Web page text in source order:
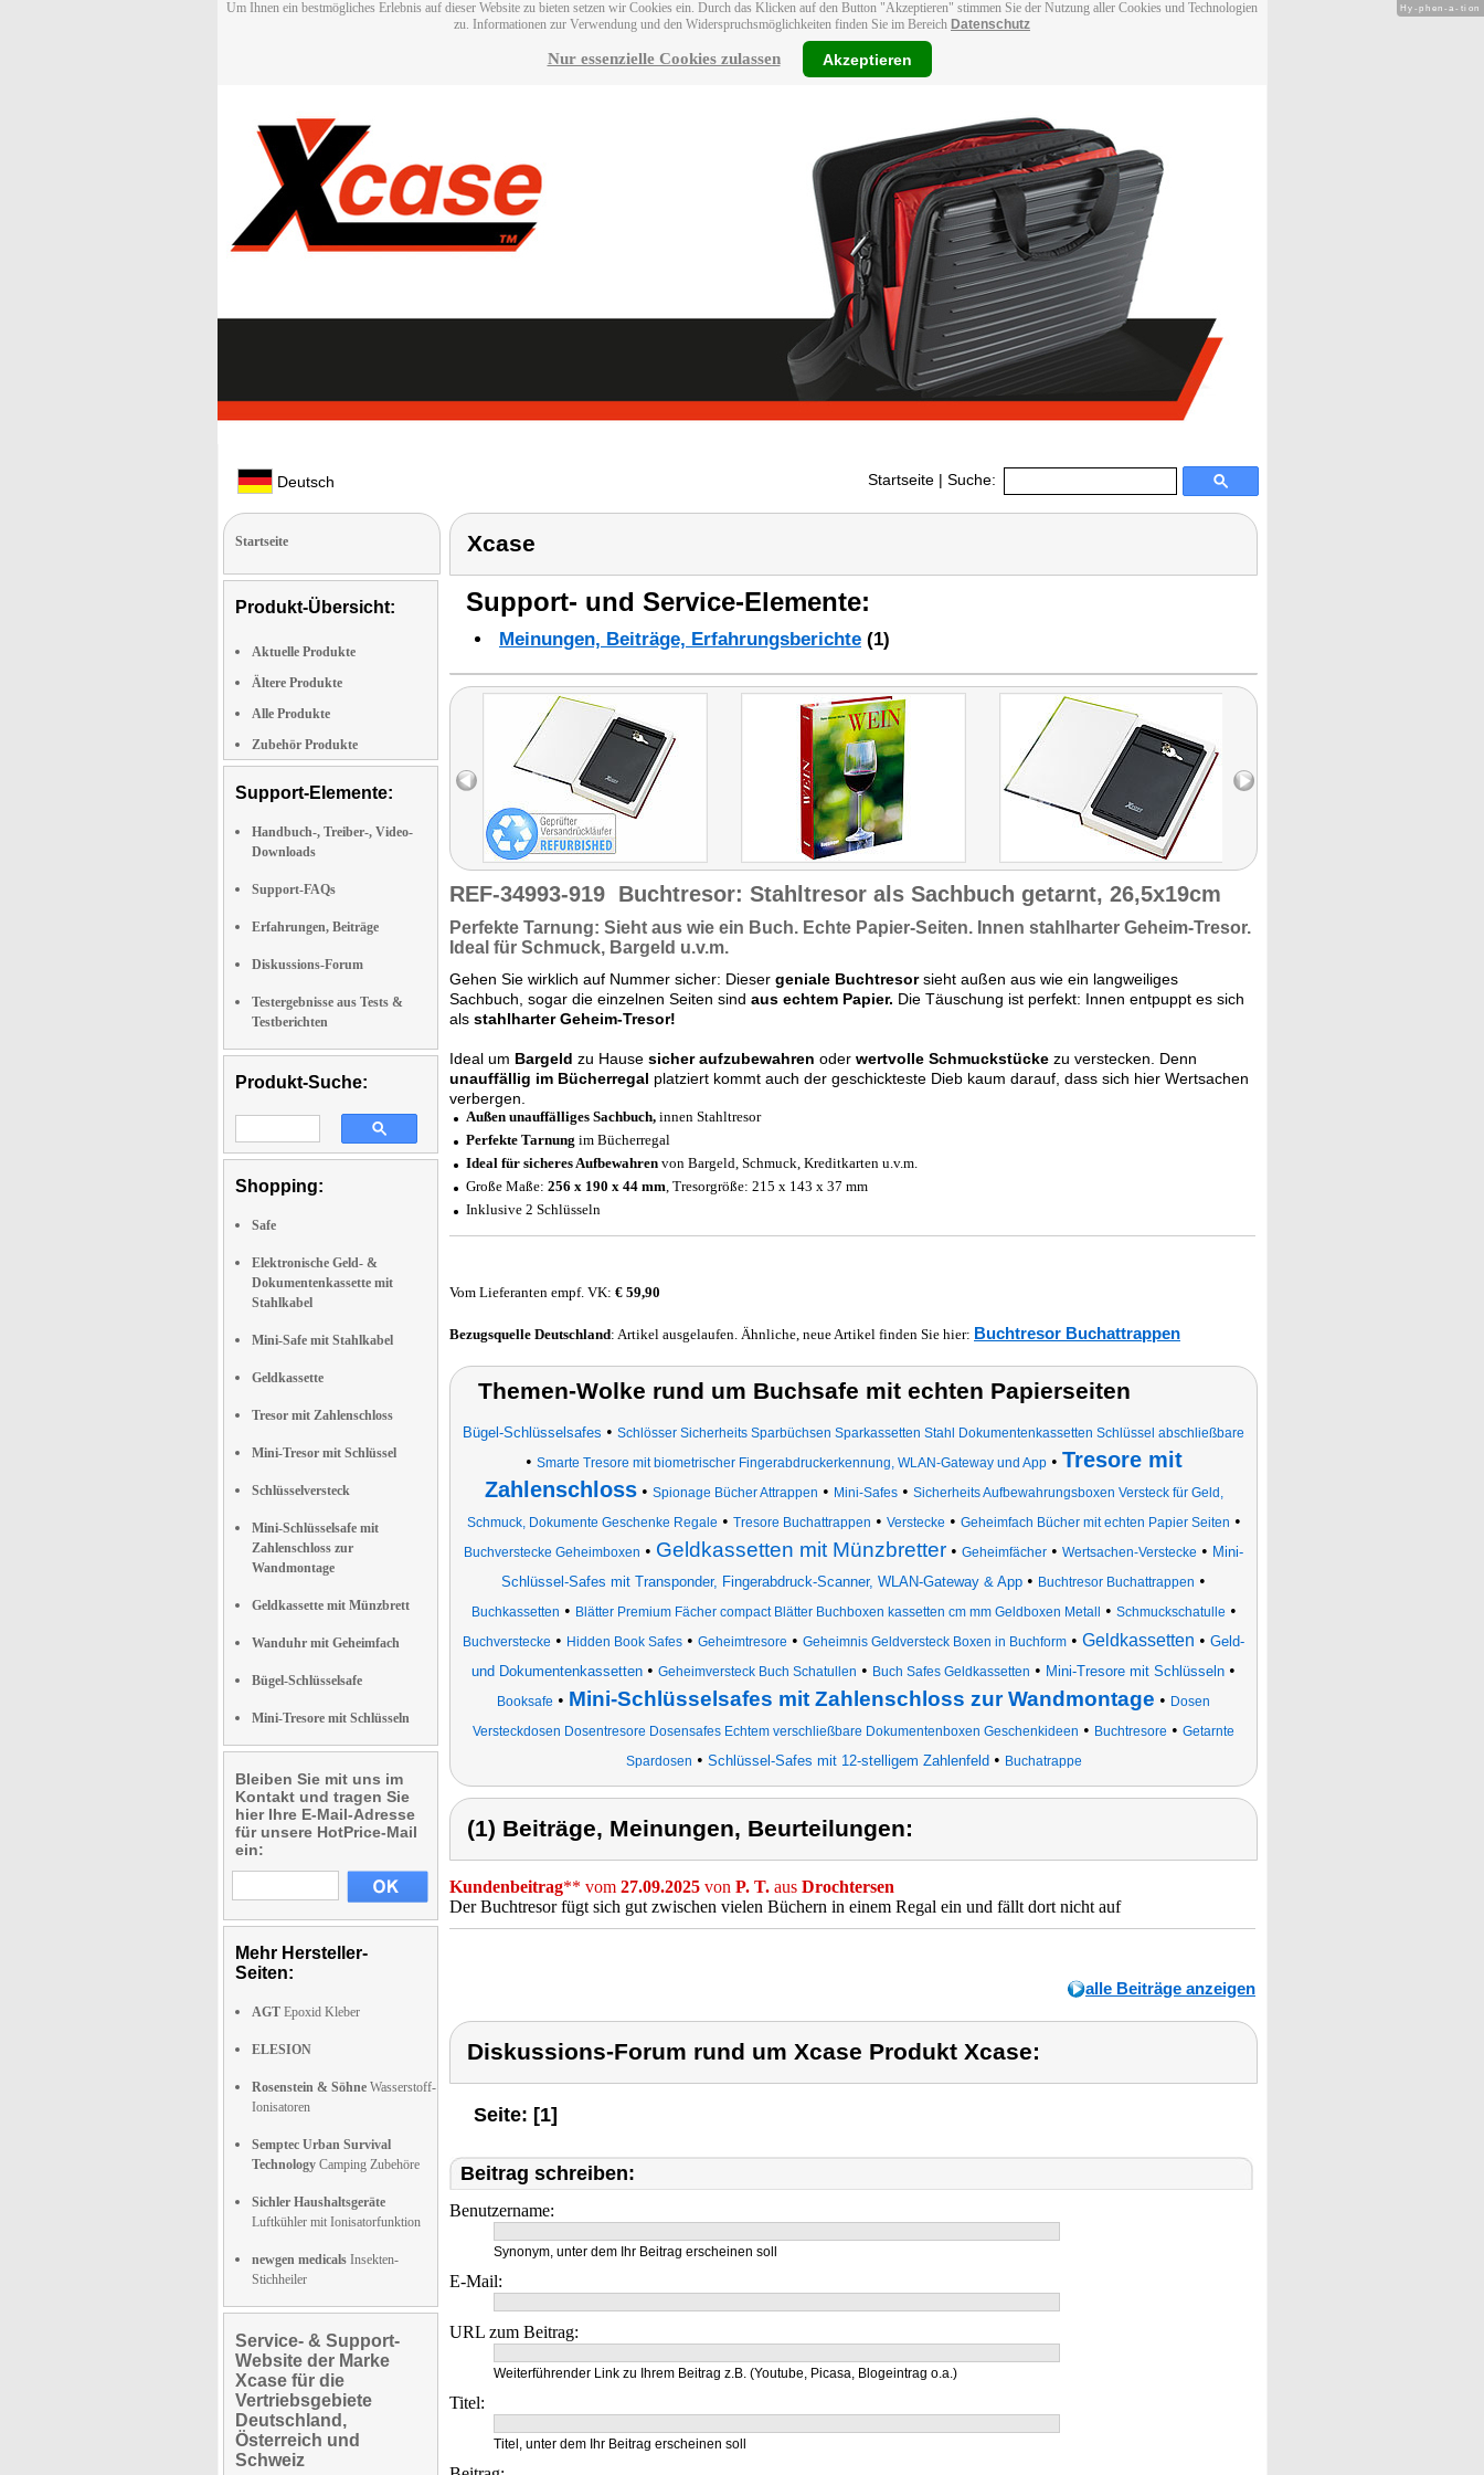
Um Ihnen ein bestmögliches Erlebnis auf dieser Website zu bieten setzen wir Cookies ein. Durch das Klicken auf den Button "Akzeptieren" stimmen Sie der Nutzung aller Cookies und Technologien
zu. Informationen zur Verwendung und den Widerspruchsmöglichkeiten finden Sie im Bereich Datenschutz
Nur essenzielle Cookies zulassen Akzeptieren
Deutsch Startseite | Suche:
Startseite
Produkt-Übersicht:
Aktuelle Produkte
Ältere Produkte
Alle Produkte
Zubehör Produkte
Support-Elemente:
Handbuch-, Treiber-, Video-
Downloads
Support-FAQs
Erfahrungen, Beiträge
Diskussions-Forum
Testergebnisse aus Tests &
Testberichten
Produkt-Suche:
Shopping:
Safe
Elektronische Geld- &
Dokumentenkassette mit
Stahlkabel
Mini-Safe mit Stahlkabel
Geldkassette
Tresor mit Zahlenschloss
Mini-Tresor mit Schlüssel
Schlüsselversteck
Mini-Schlüsselsafe mit
Zahlenschloss zur
Wandmontage
Geldkassette mit Münzbrett
Wanduhr mit Geheimfach
Bügel-Schlüsselsafe
Mini-Tresore mit Schlüsseln
Bleiben Sie mit uns im
Kontakt und tragen Sie
hier Ihre E-Mail-Adresse
für unsere HotPrice-Mail
ein:
Mehr Hersteller-
Seiten:
AGT Epoxid Kleber
ELESION
Rosenstein & Söhne Wasserstoff-
Ionisatoren
Semptec Urban Survival
Technology Camping Zubehöre
Sichler Haushaltsgeräte
Luftkühler mit Ionisatorfunktion
newgen medicals Insekten-
Stichheiler
Service- & Support-
Website der Marke
Xcase für die
Vertriebsgebiete
Deutschland,
Österreich und
Schweiz
Xcase
Support- und Service-Elemente:
Meinungen, Beiträge, Erfahrungsberichte (1)
REF-34993-919 Buchtresor: Stahltresor als Sachbuch getarnt, 26,5x19cm
Perfekte Tarnung: Sieht aus wie ein Buch. Echte Papier-Seiten. Innen stahlharter Geheim-Tresor.
Ideal für Schmuck, Bargeld u.v.m.
Gehen Sie wirklich auf Nummer sicher: Dieser geniale Buchtresorsieht außen aus wie ein langweiliges
Sachbuch, sogar die einzelnen Seiten sind aus echtem Papier. Die Täuschung ist perfekt: Innen entpuppt es sich
als stahlharter Geheim-Tresor!
Ideal um Bargeld zu Hause sicher aufzubewahren oder wertvolle Schmuckstücke zu verstecken. Denn
unauffällig im Bücherregal platziert kommt auch der geschickteste Dieb kaum darauf, dass sich hier Wertsachen
verbergen.
Außen unauffälliges Sachbuch, innen Stahltresor
Perfekte Tarnung im Bücherregal
Ideal für sicheres Aufbewahren von Bargeld, Schmuck, Kreditkarten u.v.m.
Große Maße: 256 x 190 x 44 mm, Tresorgröße: 215 x 143 x 37 mm
Inklusive 2 Schlüsseln
Vom Lieferanten empf. VK: € 59,90
Bezugsquelle Deutschland: Artikel ausgelaufen. Ähnliche, neue Artikel finden Sie hier: Buchtresor Buchattrappen
Themen-Wolke rund um Buchsafe mit echten Papierseiten
Bügel-Schlüsselsafes • Schlösser Sicherheits Sparbüchsen Sparkassetten Stahl Dokumentenkassetten Schlüssel abschließbare
• Smarte Tresore mit biometrischer Fingerabdruckerkennung, WLAN-Gateway und App• Tresore mit
Zahlenschloss• Spionage Bücher Attrappen • Mini-Safes• Sicherheits Aufbewahrungsboxen Versteck für Geld,
Schmuck, Dokumente Geschenke Regale • Tresore Buchattrappen • Verstecke • Geheimfach Bücher mit echten Papier Seiten •
Buchverstecke Geheimboxen • Geldkassetten mit Münzbretter • Geheimfächer • Wertsachen-Verstecke • Mini-
Schlüssel-Safes mit Transponder, Fingerabdruck-Scanner, WLAN-Gateway & App • Buchtresor Buchattrappen •
Buchkassetten • Blätter Premium Fächer compact Blätter Buchboxen kassetten cm mm Geldboxen Metall • Schmuckschatulle •
Buchverstecke • Hidden Book Safes • Geheimtresore • Geheimnis Geldversteck Boxen in Buchform • Geldkassetten • Geld-
und Dokumentenkassetten • Geheimversteck Buch Schatullen • Buch Safes Geldkassetten • Mini-Tresore mit Schlüsseln •
Booksafe • Mini-Schlüsselsafes mit Zahlenschloss zur Wandmontage • Dosen
Versteckdosen Dosentresore Dosensafes Echtem verschließbare Dokumentenboxen Geschenkideen • Buchtresore • Getarnte
Spardosen • Schlüssel-Safes mit 12-stelligem Zahlenfeld• Buchatrappe
(1) Beiträge, Meinungen, Beurteilungen:
Kundenbeitrag** vom 27.09.2025 von P. T. aus Drochtersen
Der Buchtresor fügt sich gut zwischen vielen Büchern in einem Regal ein und fällt dort nicht auf
alle Beiträge anzeigen
Diskussions-Forum rund um Xcase Produkt Xcase:
Seite: [1]
Beitrag schreiben:
Benutzername:
Synonym, unter dem Ihr Beitrag erscheinen soll
E-Mail:
URL zum Beitrag:
Weiterführender Link zu Ihrem Beitrag z.B. (Youtube, Picasa, Blogeintrag o.a.)
Titel:
Titel, unter dem Ihr Beitrag erscheinen soll
Hy-phen-a-tion